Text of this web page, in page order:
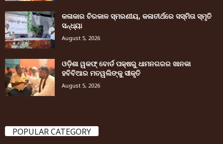
କଳାକାର ଚିରକାଳ ସ୍ମରଣୀୟ, କଳାତୀର୍ଥରେ ସସ୍ମିତା ସ୍ମୃତି
ସନ୍ଧ୍ୟା
August 5, 2026
ଓଡ଼ିଶା ୱକଫ୍ ବୋର୍ଡ ପକ୍ଷରୁ ଧାମନଗରର ଖାନକା
ହବିବିଆର ମତୱଲିଙ୍କୁ ସୀକୃତି
August 5, 2026
POPULAR CATEGORY